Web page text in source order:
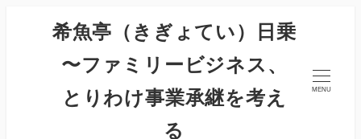
希魚亭（きぎょてい）日乗
〜ファミリービジネス、
とりわけ事業承継を考え
る
MENU